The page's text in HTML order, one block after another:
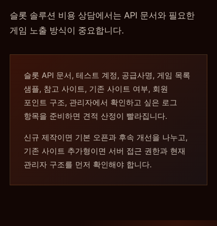
슬롯 솔루션 비용 상담에서는 API 문서와 필요한
게임 노출 방식이 중요합니다.
슬롯 API 문서, 테스트 계정, 공급사명, 게임 목록
샘플, 참고 사이트, 기존 사이트 여부, 회원
포인트 구조, 관리자에서 확인하고 싶은 로그
항목을 준비하면 견적 산정이 빨라집니다.
신규 제작이면 기본 오픈과 후속 개선을 나누고,
기존 사이트 추가형이면 서버 접근 권한과 현재
관리자 구조를 먼저 확인해야 합니다.